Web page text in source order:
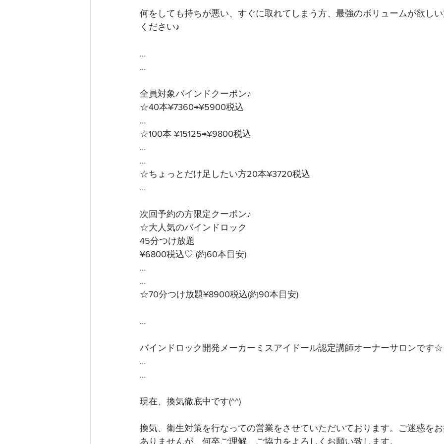
何をしても持ちが悪い、すぐに取れてしまう方、最強のボリュームが欲し
ください♪
…
…
全員対象バインドクーポン♪
☆40本¥7360→¥5900税込
…
☆100本 ¥15125→¥9800税込
…
…
☆ちょっとだけ足したい方20本¥3720税込
…
次回予約の方限定クーポン♪
☆大人気のバインドロック
45分つけ放題
¥6800税込♡ (約60本目安)
…
…
☆70分つけ放題¥8900税込(約90本目安)
…
バインドロック開発メーカーミスアイドール認定講師オーナーサロンです
…
…
現在、換気徹底中です(^^)
換気、衛生対策を行なっての営業をさせていただいております。ご迷惑を
ありませんが、何卒ご理解、ご協力をよろしくお願い致します。